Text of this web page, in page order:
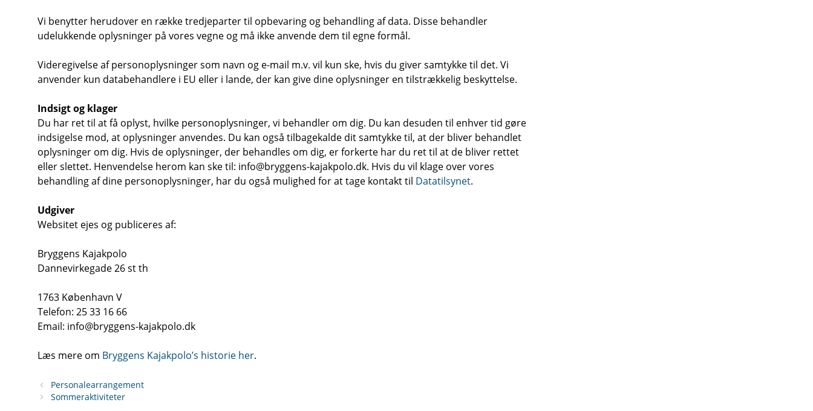
Vi benytter herudover en række tredjeparter til opbevaring og behandling af data. Disse behandler
udelukkende oplysninger på vores vegne og må ikke anvende dem til egne formål.
Videregivelse af personoplysninger som navn og e-mail m.v. vil kun ske, hvis du giver samtykke til det. Vi
anvender kun databehandlere i EU eller i lande, der kan give dine oplysninger en tilstrækkelig beskyttelse.
Indsigt og klager
Du har ret til at få oplyst, hvilke personoplysninger, vi behandler om dig. Du kan desuden til enhver tid gøre
indsigelse mod, at oplysninger anvendes. Du kan også tilbagekalde dit samtykke til, at der bliver behandlet
oplysninger om dig. Hvis de oplysninger, der behandles om dig, er forkerte har du ret til at de bliver rettet
eller slettet. Henvendelse herom kan ske til: info@bryggens-kajakpolo.dk. Hvis du vil klage over vores
behandling af dine personoplysninger, har du også mulighed for at tage kontakt til Datatilsynet.
Udgiver
Websitet ejes og publiceres af:
Bryggens Kajakpolo
Dannevirkegade 26 st th
1763 København V
Telefon: 25 33 16 66
Email: info@bryggens-kajakpolo.dk
Læs mere om Bryggens Kajakpolo’s historie her.
Personalearrangement
Sommeraktiviteter